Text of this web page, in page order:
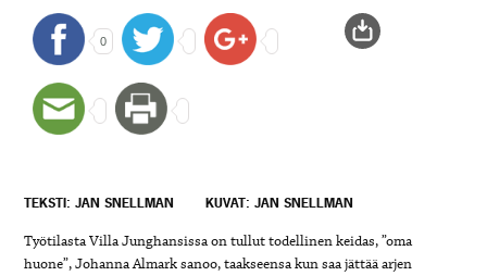
0
TEKSTI: JAN SNELLMAN KUVAT: JAN SNELLMAN
Työtilasta Villa Junghansissa on tullut todellinen keidas, ”oma
huone”, Johanna Almark sanoo, taakseensa kun saa jättää arjen